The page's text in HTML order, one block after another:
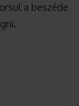
a beszéde